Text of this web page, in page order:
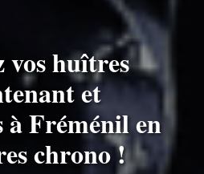
vos huîtres
et
à Fréménil en
chrono !